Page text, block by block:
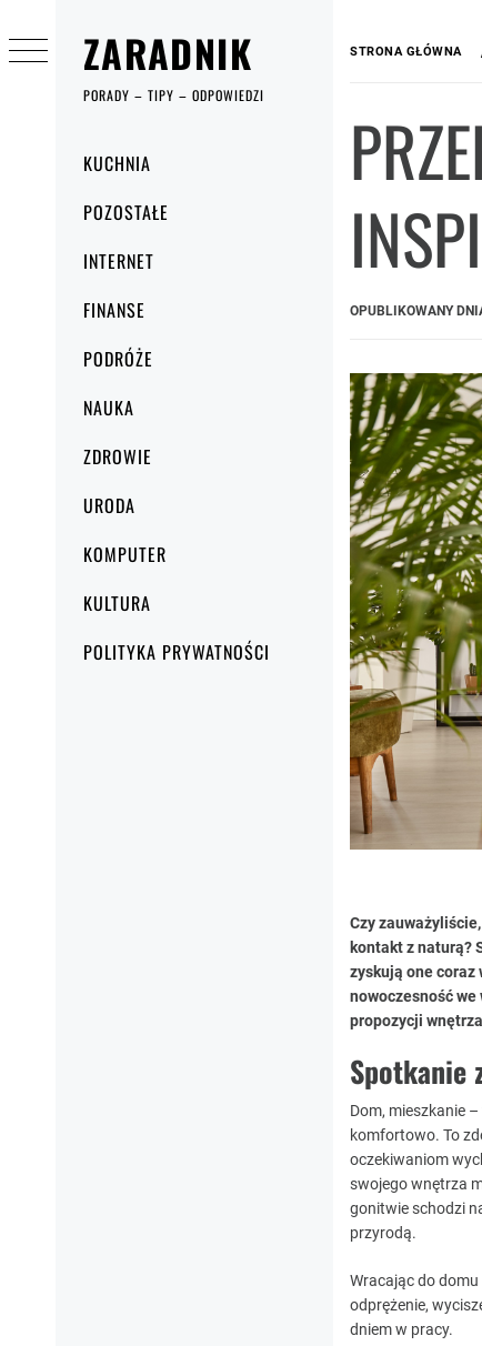
ZARADNIK
PORADY – TIPY – ODPOWIEDZI
główneKUCHNIA
POZOSTAŁE
INTERNET
FINANSE
PODRÓŻE
NAUKA
ZDROWIE
URODA
KOMPUTER
KULTURA
POLITYKA PRYWATNOŚCI
do
treści
STRONA GŁÓWNA
OPUBLIKOWANY
Czy
kontakt z naturą?
zyskują one coraz
nowoczesność
propozycji
Spotkanie
Dom, mieszkanie
komfortowo. To
oczekiwaniom
swojego wnętrza
gonitwie schodzi
przyrodą.
Wracając do
odprężenie,
dniem w pracy.